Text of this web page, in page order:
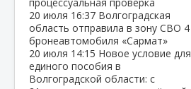
20 июля 16:37 Волгоградская
область отправила в зону СВО 4
бронеавтомобиля «Сармат»
20 июля 14:15 Новое условие для
единого пособия в
Волгоградской области: с